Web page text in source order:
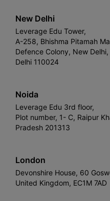
New Delhi
Leverage Edu Tower,
A-258, Bhishma Pitamah
Defence Colony, New Delhi,
Delhi 110024
Noida
Leverage Edu 3rd floor,
Plot number, 1- C, Raipur
Pradesh 201313
London
Devonshire House, 60
United Kingdom, EC1M 7AD